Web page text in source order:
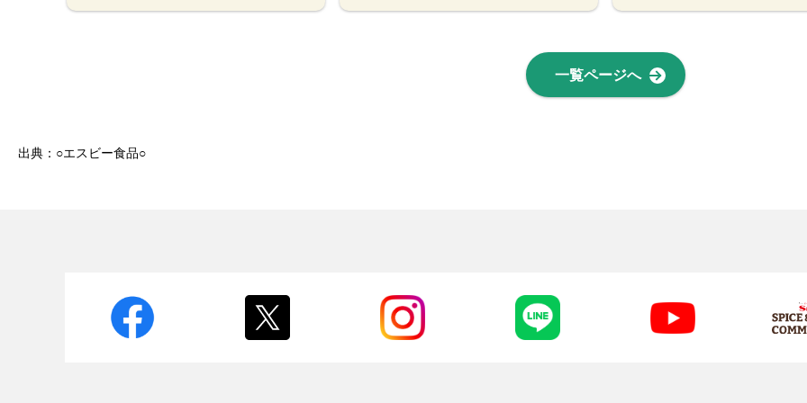
一覧ページへ
出典：○エスビー食品○